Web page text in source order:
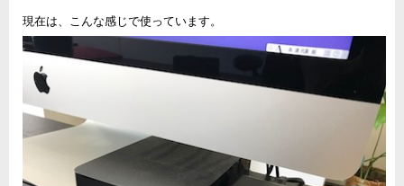
現在は、こんな感じで使っています。